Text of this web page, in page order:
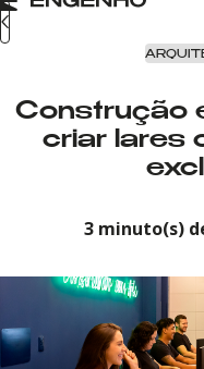
Construção
criar lares
3 minuto(s)